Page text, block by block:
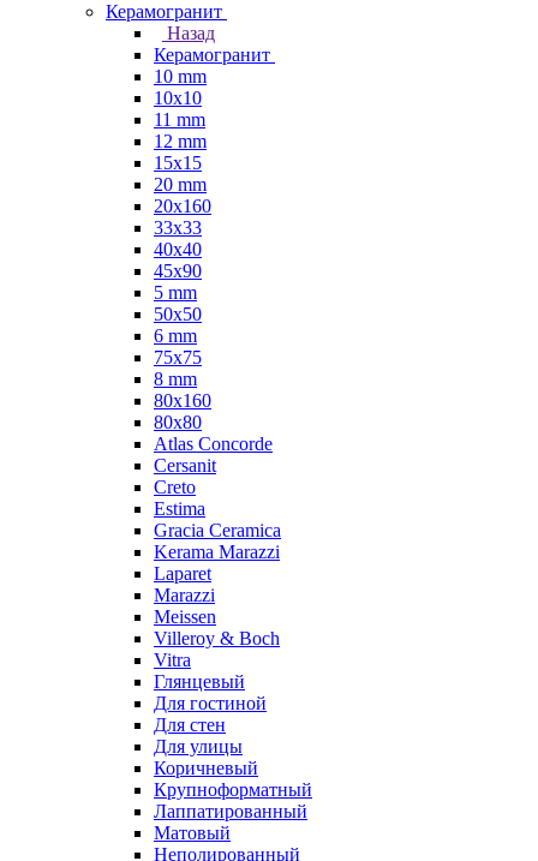
Керамогранит
Назад
Керамогранит
10 mm
10x10
11 mm
12 mm
15x15
20 mm
20х160
33x33
40х40
45x90
5 mm
50x50
6 mm
75х75
8 mm
80x160
80x80
Atlas Concorde
Cersanit
Creto
Estima
Gracia Ceramica
Kerama Marazzi
Laparet
Marazzi
Meissen
Villeroy & Boch
Vitra
Глянцевый
Для гостиной
Для стен
Для улицы
Коричневый
Крупноформатный
Лаппатированный
Матовый
Неполированный